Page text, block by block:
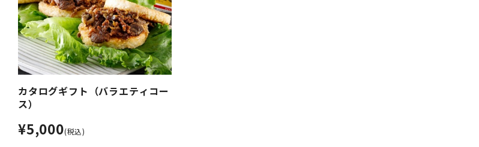
カタログギフト（バラエティコー
ス）
¥5,000(税込)